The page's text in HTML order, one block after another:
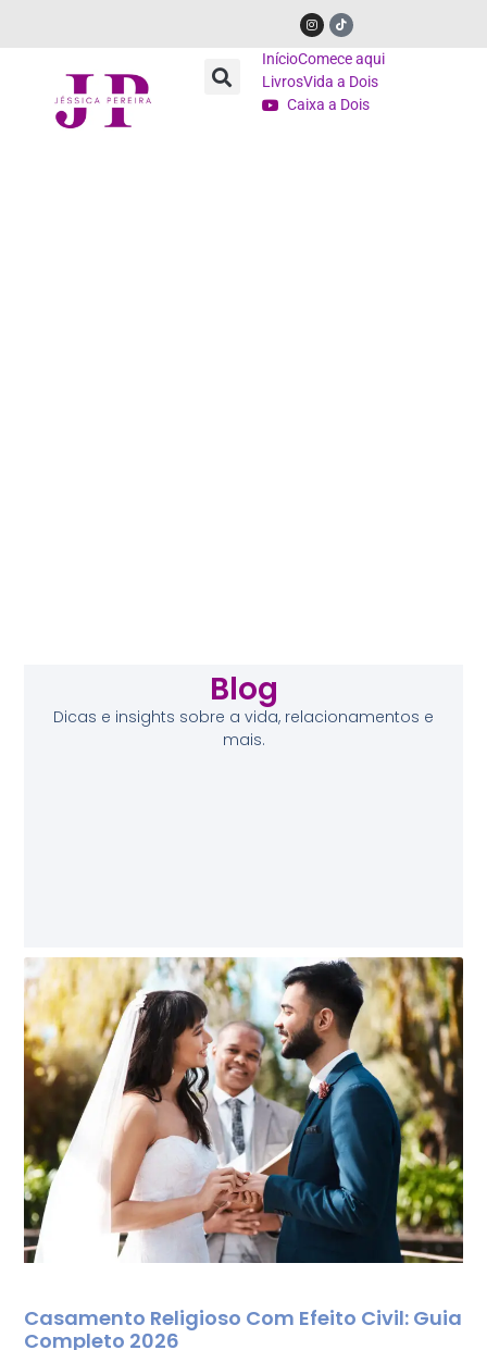
InícioComece aqui
LivrosVida a Dois
Caixa a Dois
Blog
Dicas e insights sobre a vida, relacionamentos e
mais.
Casamento Religioso Com Efeito Civil: Guia
Completo 2026